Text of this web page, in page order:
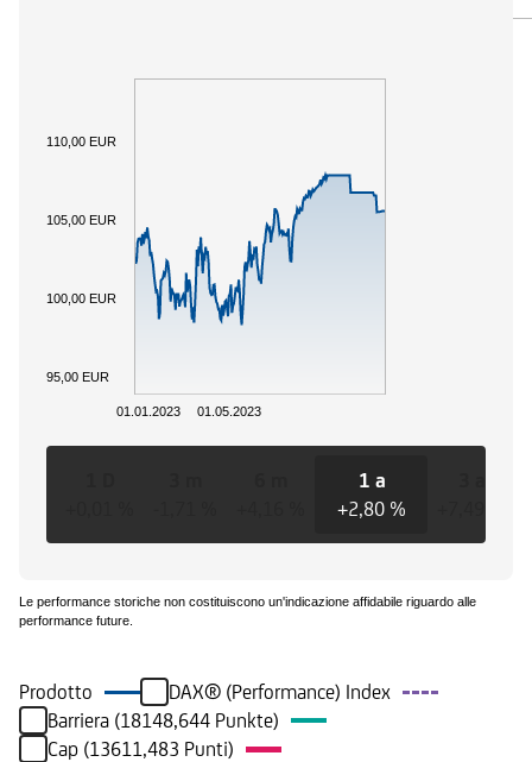
01.01.2023 01.05.2023
95,00 EUR
100,00 EUR
105,00 EUR
110,00 EUR
1 a
+2,80 %
Le performance storiche non costituiscono un'indicazione affidabile riguardo alle
performance future.
Prodotto
DAX® (Performance) Index
Barriera (18148,644 Punkte)
Cap (13611,483 Punti)